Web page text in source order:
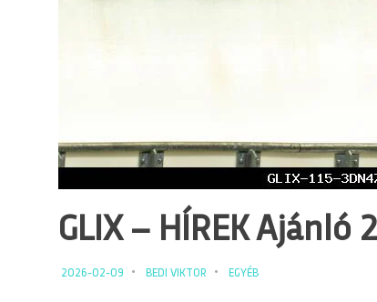
GLIX – HÍREK Ajánló
2026-02-09 BEDI VIKTOR EGYÉB